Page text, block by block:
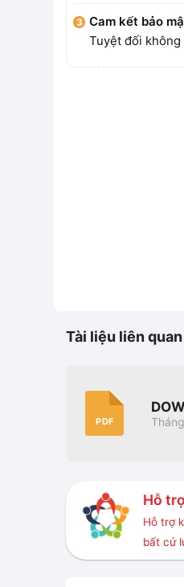
Cam kết bảo
Tuyệt đối
Tài liệu liên quan
PDF
Hỗ
Hỗ trợ
bất cứ